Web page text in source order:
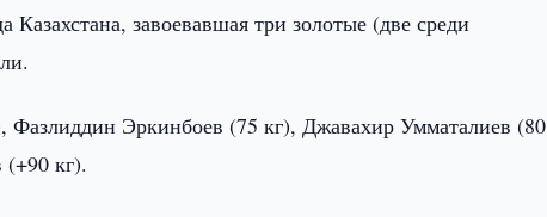
завоевавшая три золотые (две среди
Эркинбоев (75 кг), Джавахир Умматалиев (80
кг).